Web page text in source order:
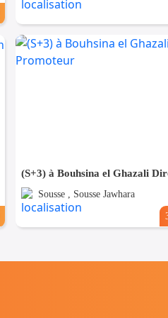
Sousse , Sousse Jawhara